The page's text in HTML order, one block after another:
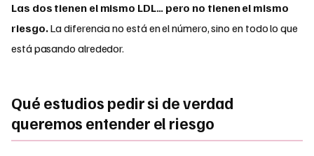
Las dos tienen el mismo LDL… pero no tienen el mismo
riesgo.La diferencia no está en el número, sino en todo lo que
está pasando alrededor.
Qué estudios pedir si de verdad
queremos entender el riesgo